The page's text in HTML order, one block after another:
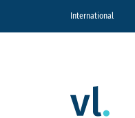
International